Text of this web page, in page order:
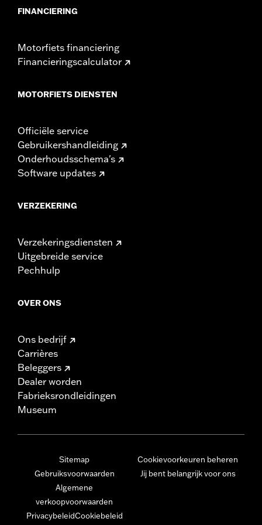
FINANCIERING
Motorfiets financiering
Financieringscalculator
MOTORFIETS DIENSTEN
Officiële service
Gebruikershandleiding
Onderhoudsschema's
Software updates
VERZEKERING
Verzekeringsdiensten
Uitgebreide service
Pechhulp
OVER ONS
Ons bedrijf
Carrières
Beleggers
Dealer worden
Fabrieksrondleidingen
Museum
Sitemap
Gebruiksvoorwaarden
Algemene
verkoopvoorwaarden
PrivacybeleidCookiebeleid
Cookievoorkeuren beheren
Jij bent belangrijk voor ons